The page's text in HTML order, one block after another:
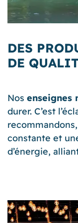
DES
DE
Nos enseignes
durer. C’est
constante et
d’énergie,